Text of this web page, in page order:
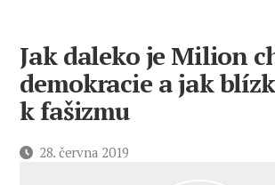
Jak daleko je Milion
demokracie a jak
k fašizmu
Datum28. června 2019